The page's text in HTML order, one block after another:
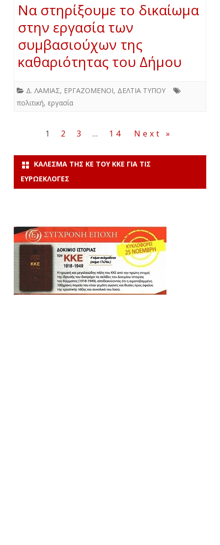
Να στηρίξουμε το δικαίωμα
στην εργασία των
συμβασιούχων της
καθαριότητας του Δήμου
Δ. ΛΑΜΙΑΣ, ΕΡΓΑΖΟΜΕΝΟΙ, ΔΕΛΤΙΑ ΤΥΠΟΥ
πολιτική, εργασία
Σελιδοποίηση
1 2 3 … 14 Next »
ΚΆΛΕΣΜΑ ΤΗΣ ΚΕ ΤΟΥ ΚΚΕ ΓΙΑ ΤΙΣ
ΕΥΡΩΕΚΛΟΓΈΣ